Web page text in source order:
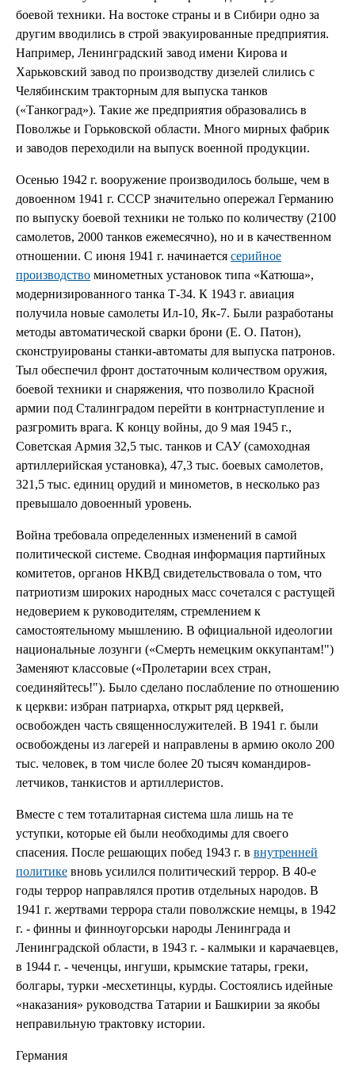
боевой техники. На востоке страны и в Сибири одно за
другим вводились в строй эвакуированные предприятия.
Например, Ленинградский завод имени Кирова и
Харьковский завод по производству дизелей слились с
Челябинским тракторным для выпуска танков
(«Танкоград»). Такие же предприятия образовались в
Поволжье и Горьковской области. Много мирных фабрик
и заводов переходили на выпуск военной продукции.
Осенью 1942 г. вооружение производилось больше, чем в
довоенном 1941 г. СССР значительно опережал Германию
по выпуску боевой техники не только по количеству (2100
самолетов, 2000 танков ежемесячно), но и в качественном
отношении. С июня 1941 г. начинается серийное
производство минометных установок типа «Катюша»,
модернизированного танка Т-34. К 1943 г. авиация
получила новые самолеты Ил-10, Як-7. Были разработаны
методы автоматической сварки брони (Е. О. Патон),
сконструированы станки-автоматы для выпуска патронов.
Тыл обеспечил фронт достаточным количеством оружия,
боевой техники и снаряжения, что позволило Красной
армии под Сталинградом перейти в контрнаступление и
разгромить врага. К концу войны, до 9 мая 1945 г.,
Советская Армия 32,5 тыс. танков и САУ (самоходная
артиллерийская установка), 47,3 тыс. боевых самолетов,
321,5 тыс. единиц орудий и минометов, в несколько раз
превышало довоенный уровень.
Война требовала определенных изменений в самой
политической системе. Сводная информация партийных
комитетов, органов НКВД свидетельствовала о том, что
патриотизм широких народных масс сочетался с растущей
недоверием к руководителям, стремлением к
самостоятельному мышлению. В официальной идеологии
национальные лозунги («Смерть немецким оккупантам!")
Заменяют классовые («Пролетарии всех стран,
соединяйтесь!"). Было сделано послабление по отношению
к церкви: избран патриарха, открыт ряд церквей,
освобожден часть священнослужителей. В 1941 г. были
освобождены из лагерей и направлены в армию около 200
тыс. человек, в том числе более 20 тысяч командиров-
летчиков, танкистов и артиллеристов.
Вместе с тем тоталитарная система шла лишь на те
уступки, которые ей были необходимы для своего
спасения. После решающих побед 1943 г. в внутренней
политике вновь усилился политический террор. В 40-е
годы террор направлялся против отдельных народов. В
1941 г. жертвами террора стали поволжские немцы, в 1942
г. - финны и финноугорськи народы Ленинграда и
Ленинградской области, в 1943 г. - калмыки и карачаевцев,
в 1944 г. - чеченцы, ингуши, крымские татары, греки,
болгары, турки -месхетинцы, курды. Состоялись идейные
«наказания» руководства Татарии и Башкирии за якобы
неправильную трактовку истории.
Германия